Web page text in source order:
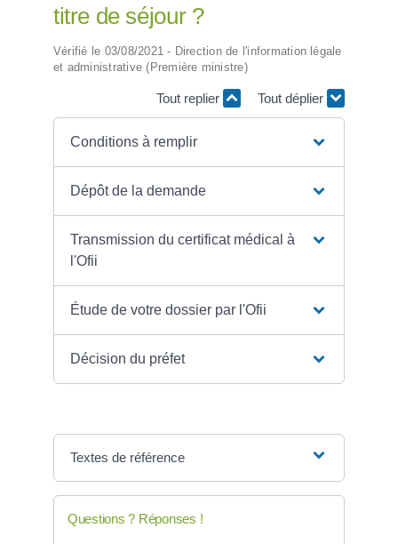
titre de séjour ?
Vérifié le 03/08/2021 - Direction de l'information légale
et administrative (Première ministre)
Tout replier Tout déplier
Conditions à remplir
Dépôt de la demande
Transmission du certificat médical à
l'Ofii
Étude de votre dossier par l'Ofii
Décision du préfet
Textes de référence
Questions ? Réponses !